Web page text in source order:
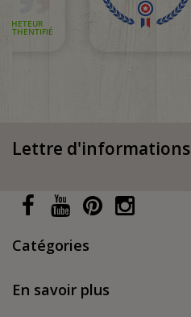
Lettre d'informations
Catégories
En savoir plus